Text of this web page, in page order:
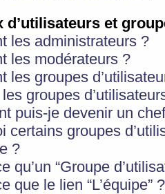
d’utilisateurs et
les administrateurs ?
les modérateurs ?
les groupes
groupes
puis-je devenir un
certains groupes
?
qu’un “Groupe
que le lien “L’équipe” ?